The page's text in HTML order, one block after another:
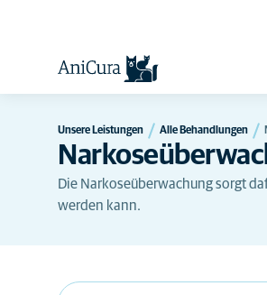
Unsere Leistungen Alle Behandlungen
Die Narkoseüberwachung sorgt
werden kann.